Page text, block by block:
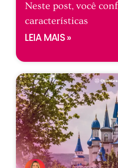
Neste post, você
características
LEIA MAIS »